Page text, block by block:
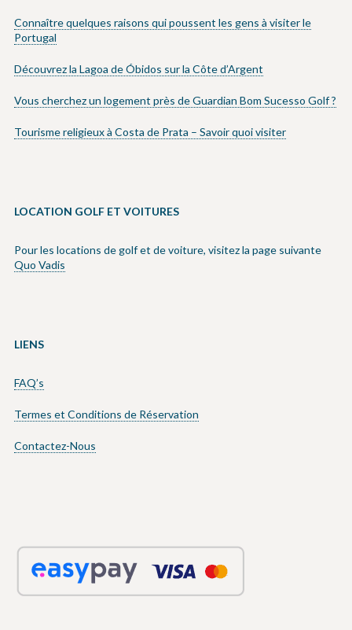
Connaître quelques raisons qui poussent les gens à visiter le
Portugal
Découvrez la Lagoa de Óbidos sur la Côte d’Argent
Vous cherchez un logement près de Guardian Bom Sucesso Golf ?
Tourisme religieux à Costa de Prata – Savoir quoi visiter
LOCATION GOLF ET VOITURES
Pour les locations de golf et de voiture, visitez la page suivante
Quo Vadis
LIENS
FAQ’s
Termes et Conditions de Réservation
Contactez-Nous